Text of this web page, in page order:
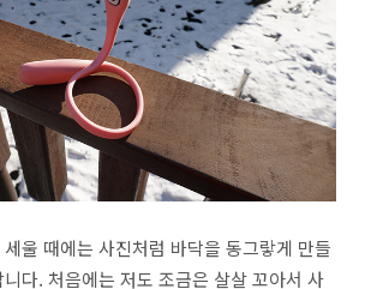
울 때에는 사진처럼 바닥을 동그랗게 만들
다. 처음에는 저도 조금은 살살 꼬아서 사